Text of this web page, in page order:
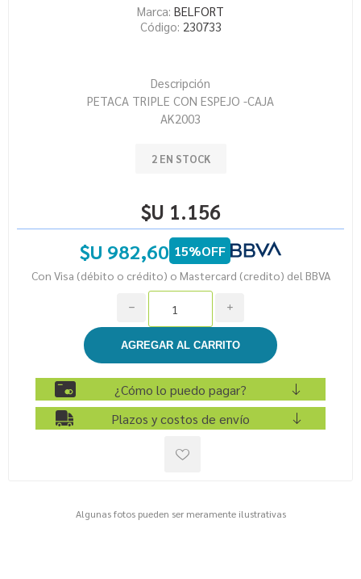
Marca: BELFORT
Código: 230733
Descripción
PETACA TRIPLE CON ESPEJO -CAJA
AK2003
2 EN STOCK
$U 1.156
$U 982,60 15%OFF
Con Visa (débito o crédito) o Mastercard (credito) del BBVA
i
h
¿Cómo lo puedo pagar?
Plazos y costos de envío
Algunas fotos pueden ser meramente ilustrativas